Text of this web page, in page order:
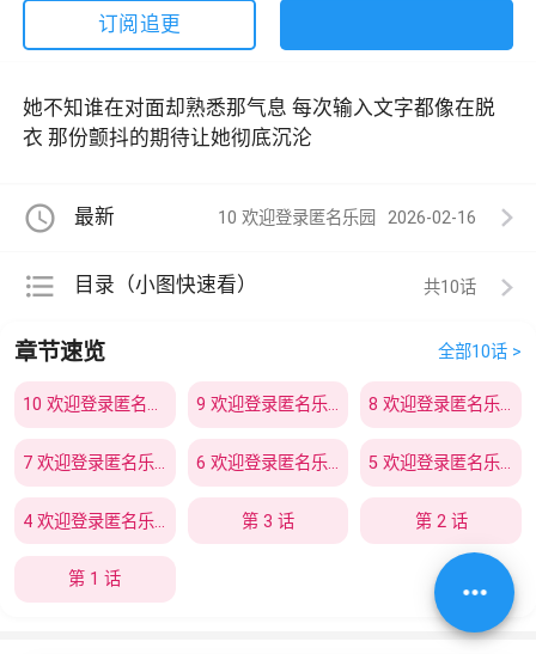
more_horiz
订阅追更
她不知谁在对面却熟悉那气息 每次输入文字都像在脱
衣 那份颤抖的期待让她彻底沉沦
access_time 最新 10 欢迎登录匿名乐园 2026-02-16
format_list_bulleted 目录（小图快速看） 共10
章节速览 全部10话 >
10 欢迎登录匿名乐园 9 欢迎登录匿名乐园 8 欢迎登录匿名乐园
6 欢迎登录匿名乐园
第 3 话 第 2 话
第 1 话